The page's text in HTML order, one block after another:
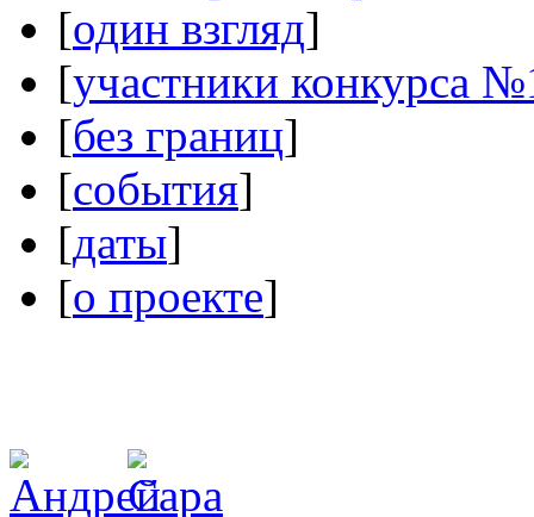
[один взгляд]
[участники конкурса
[без границ]
[события]
[даты]
[о проекте]